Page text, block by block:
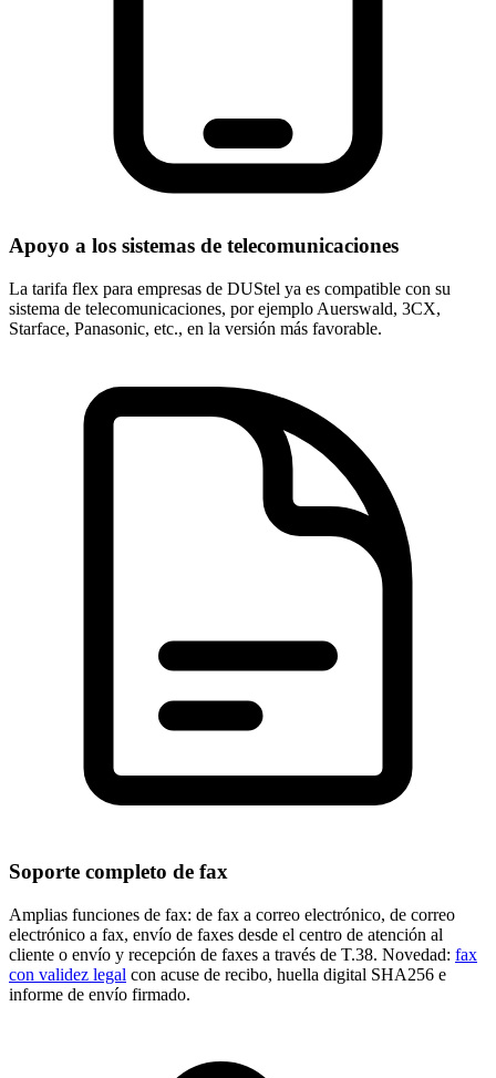
Apoyo a los sistemas de telecomunicaciones
La tarifa flex para empresas de DUStel ya es compatible con su
sistema de telecomunicaciones, por ejemplo Auerswald, 3CX,
Starface, Panasonic, etc., en la versión más favorable.
Soporte completo de fax
Amplias funciones de fax: de fax a correo electrónico, de correo
electrónico a fax, envío de faxes desde el centro de atención al
cliente o envío y recepción de faxes a través de T.38. Novedad: fax
con validez legal con acuse de recibo, huella digital SHA256 e
informe de envío firmado.